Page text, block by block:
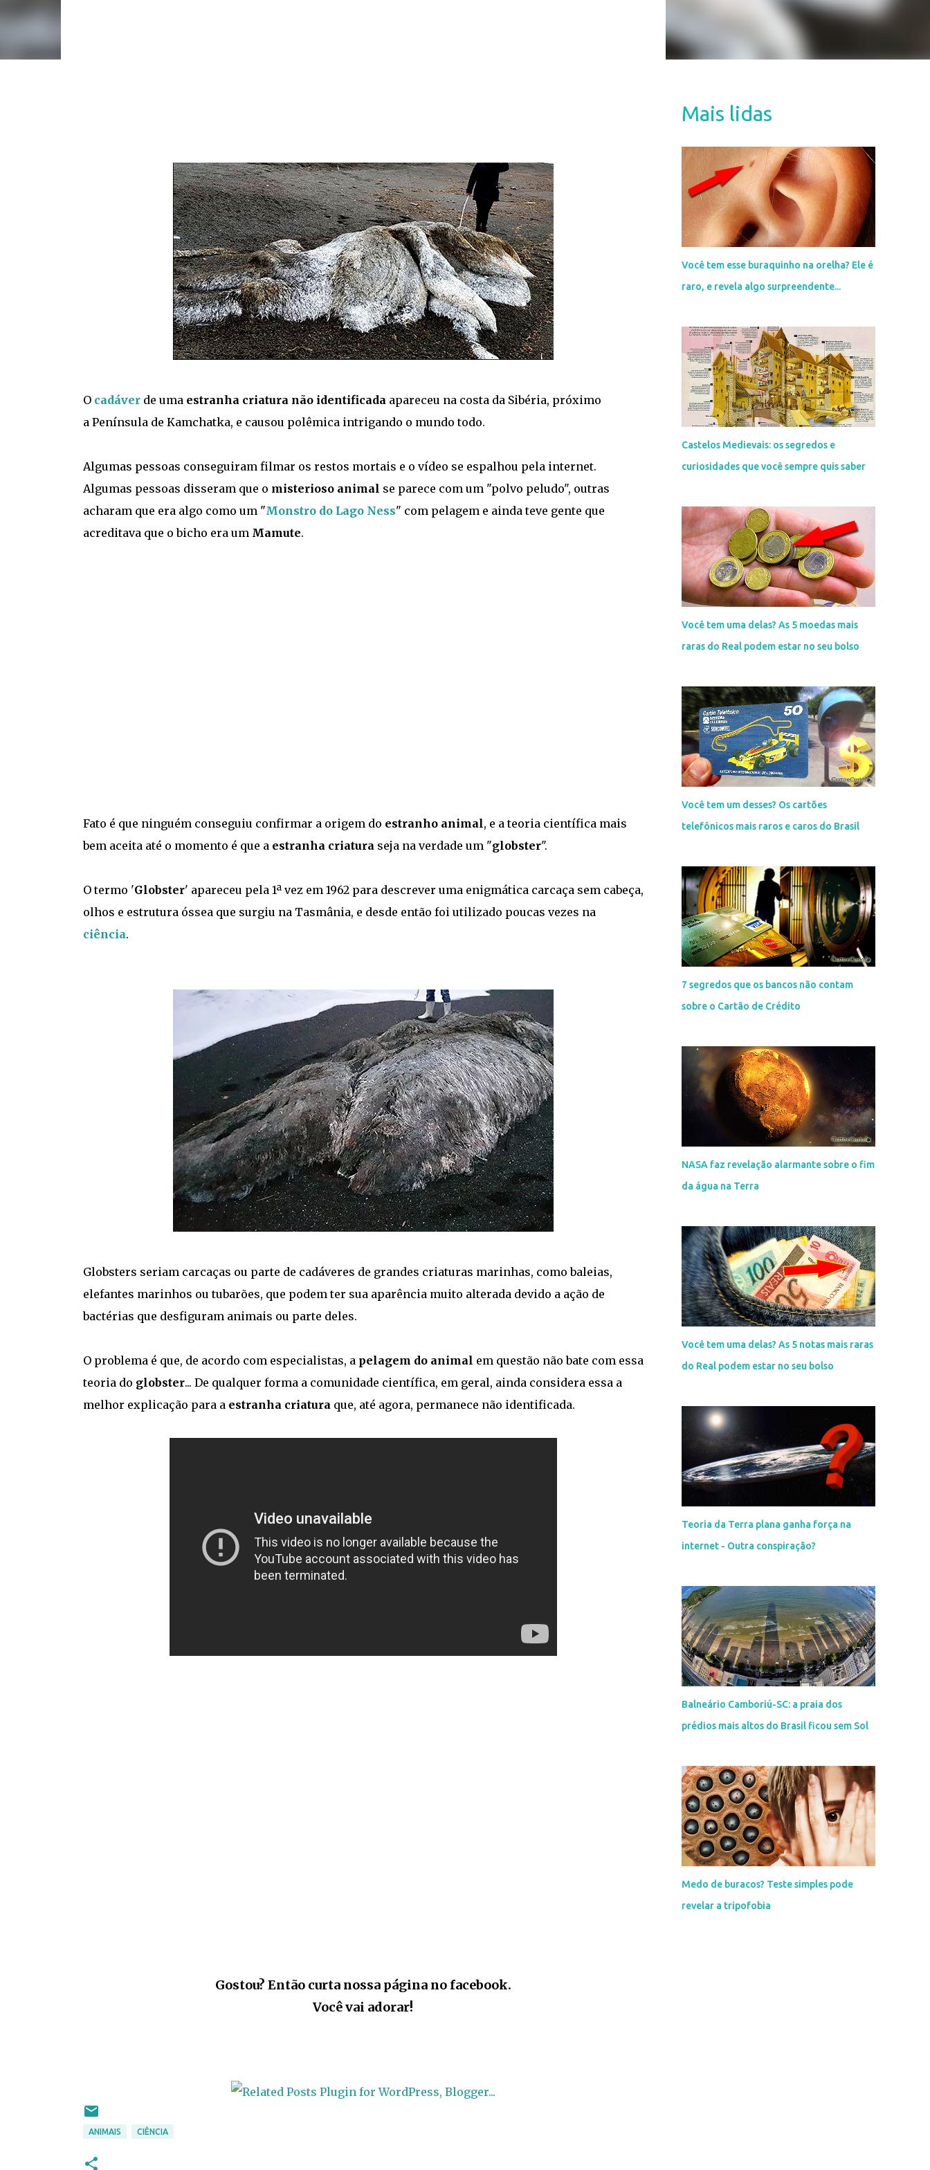
O cadáverde uma estranha criatura não identificadaapareceu na costa da Sibéria, próximo
a Península de Kamchatka, e causou polêmica intrigando o mundo todo.
Algumas pessoas conseguiram filmar os restos mortais e o vídeo se espalhou pela internet.
Algumas pessoas disseram que o misterioso animal se parece com um "polvo peludo", outras
acharam que era algo como um "Monstro do Lago Ness" com pelagem e ainda teve gente que
acreditava que o bicho era um Mamute.
Fato é que ninguém conseguiu confirmar a origem do estranho animal, e a teoria científica mais
bem aceita até o momento é que a estranha criaturaseja na verdade um "globster".
O termo 'Globster' apareceu pela 1ª vez em 1962 para descrever uma enigmática carcaça sem cabeça,
olhos e estrutura óssea que surgiu na Tasmânia, e desde então foi utilizado poucas vezes na
ciência.
Globsters seriam carcaças ou parte de cadáveres de grandes criaturas marinhas, como baleias,
elefantes marinhos ou tubarões, que podem ter sua aparência muito alterada devido a ação de
bactérias que desfiguram animais ou parte deles.
O problema é que, de acordo com especialistas, a pelagem do animal em questão não bate com essa
teoria do globster... De qualquer forma a comunidade científica, em geral, ainda considera essa a
melhor explicação para a estranha criaturaque, até agora, permanece não identificada.
Gostou? Então curta nossa página no facebook.
Você vai adorar!
ANIMAIS CIÊNCIA
Mais lidas
Você tem esse buraquinho na orelha? Ele é
raro, e revela algo surpreendente...
Castelos Medievais: os segredos e
curiosidades que você sempre quis saber
Você tem uma delas? As 5 moedas mais
raras do Real podem estar no seu bolso
Você tem um desses? Os cartões
telefônicos mais raros e caros do Brasil
7 segredos que os bancos não contam
sobre o Cartão de Crédito
NASA faz revelação alarmante sobre o fim
da água na Terra
Você tem uma delas? As 5 notas mais raras
do Real podem estar no seu bolso
Teoria da Terra plana ganha força na
internet - Outra conspiração?
Balneário Camboriú-SC: a praia dos
prédios mais altos do Brasil ficou sem Sol
Medo de buracos? Teste simples pode
revelar a tripofobia